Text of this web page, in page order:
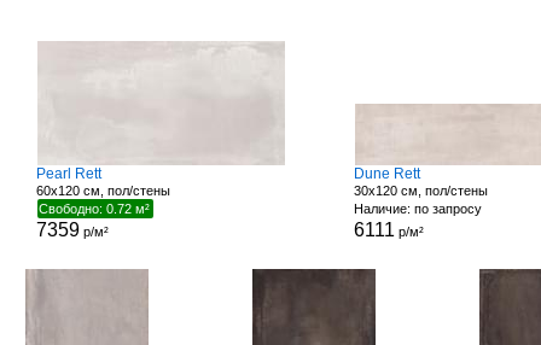
Pearl Rett
60x120 см, пол/стены
Свободно: 0.72 м²
7359 р/м²
Dune Rett
30x120 см, пол/стены
Наличие: по запросу
6111 р/м²